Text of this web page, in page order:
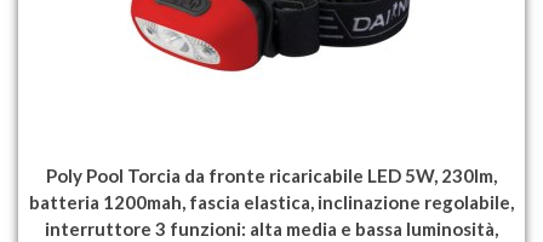
Poly Pool Torcia da fronte ricaricabile LED 5W, 230lm,
batteria 1200mah, fascia elastica, inclinazione regolabile,
interruttore 3 funzioni: alta media e bassa luminosità,